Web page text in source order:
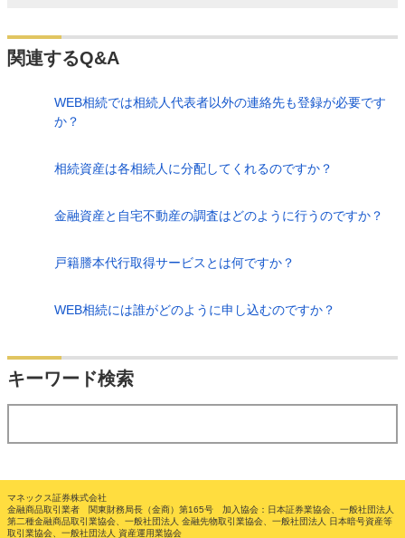
関連するQ&A
WEB相続では相続人代表者以外の連絡先も登録が必要です
か？
相続資産は各相続人に分配してくれるのですか？
金融資産と自宅不動産の調査はどのように行うのですか？
戸籍謄本代行取得サービスとは何ですか？
WEB相続には誰がどのように申し込むのですか？
キーワード検索
マネックス証券株式会社
金融商品取引業者 関東財務局長（金商）第165号 加入協会：日本証券業協会、一般社団法人
第二種金融商品取引業協会、一般社団法人 金融先物取引業協会、一般社団法人 日本暗号資産等
取引業協会、一般社団法人 資産運用業協会